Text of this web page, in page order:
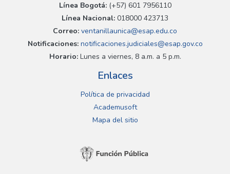
Línea Bogotá:(+57) 601 7956110
Línea Nacional: 018000 423713
Correo: ventanillaunica@esap.edu.co
Notificaciones:notificaciones.judiciales@esap.gov.co
Horario:Lunes a viernes, 8 a.m. a 5 p.m.
Enlaces
Política de privacidad
Academusoft
Mapa del sitio